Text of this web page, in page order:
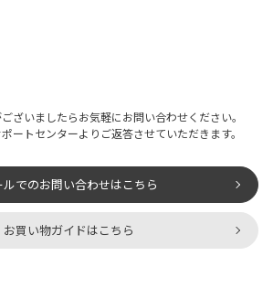
ざいましたらお気軽にお問い合わせください。
ートセンターよりご返答させていただきます。
ルでのお問い合わせはこちら
お買い物ガイドはこちら